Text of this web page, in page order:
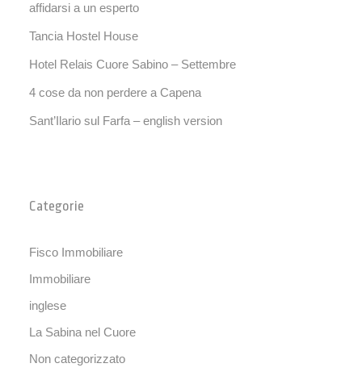
affidarsi a un esperto
Tancia Hostel House
Hotel Relais Cuore Sabino – Settembre
4 cose da non perdere a Capena
Sant’Ilario sul Farfa – english version
Categorie
Fisco Immobiliare
Immobiliare
inglese
La Sabina nel Cuore
Non categorizzato